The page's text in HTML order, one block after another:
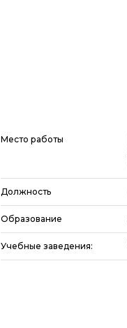
Место работы
Должность
Образование
Учебные заведения: